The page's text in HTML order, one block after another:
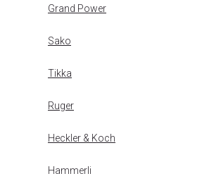
Grand Power
Sako
Tikka
Ruger
Heckler & Koch
Hammerli